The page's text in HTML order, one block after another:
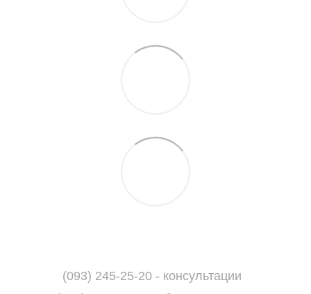
(093) 245-25-20 - консультации